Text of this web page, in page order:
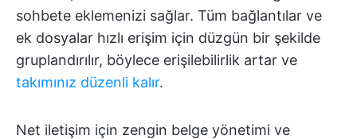
sohbete eklemenizi sağlar. Tüm bağlantılar ve
ek dosyalar hızlı erişim için düzgün bir şekilde
gruplandırılır, böylece erişilebilirlik artar ve
takımınız düzenli kalır.
Net iletişim için zengin belge yönetimi ve